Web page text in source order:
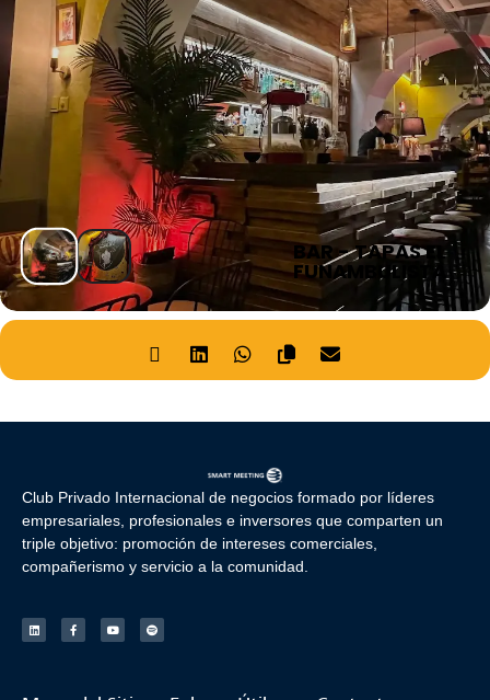
BAR - TAPAS EL
FUNAMBULISTA
Club Privado Internacional de negocios formado por líderes
empresariales, profesionales e inversores que comparten un
triple objetivo: promoción de intereses comerciales,
compañerismo y servicio a la comunidad.